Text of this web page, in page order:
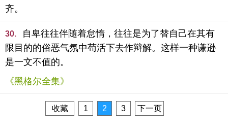
齐。
30.
自卑往往伴随着怠惰，往往是为了替自己在其有
限目的的俗恶气氛中苟活下去作辩解。这样一种谦逊
是一文不值的。
《黑格尔全集》
收藏 1 2 3 下一页